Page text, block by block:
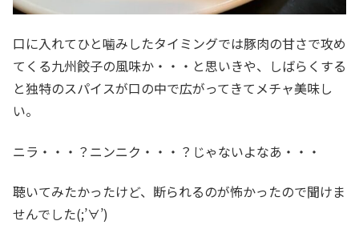
口に入れてひと噛みしたタイミングでは豚肉の甘さで攻め
てくる九州餃子の風味か・・・と思いきや、しばらくする
と独特のスパイスが口の中で広がってきてメチャ美味し
い。
ニラ・・・？ニンニク・・・？じゃないよなあ・・・
聴いてみたかったけど、断られるのが怖かったので聞けま
せんでした(;’∀’)